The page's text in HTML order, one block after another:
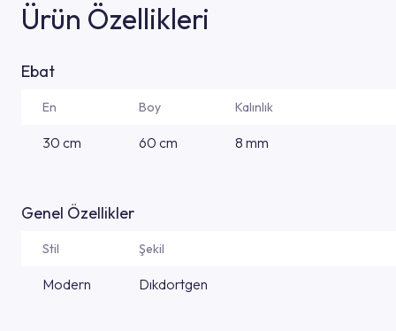
Ürün Özellikleri
Ebat
En Boy Kalınlık
30 cm 60 cm 8 mm
Genel Özellikler
Stil Şekil
Modern Dıkdortgen